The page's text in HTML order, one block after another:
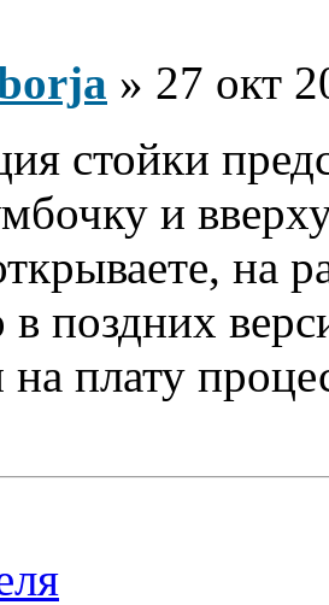
» 27 окт
стойки
и
на
поздних
на плату